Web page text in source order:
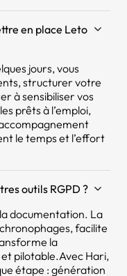
en place Leto
jours, vous
structurer votre
à sensibiliser vos
prêts à l’emploi,
le temps et l’effort
outils RGPD ?
documentation. La
facilite
la
pilotable.Avec Hari,
étape : génération